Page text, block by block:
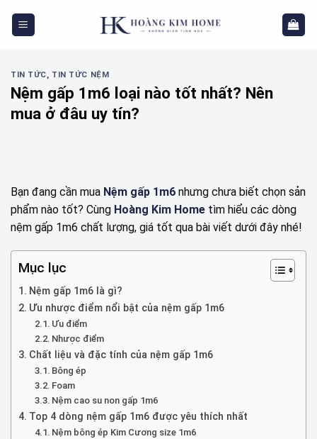
TIN TỨC, TIN TỨC NỆM
Nệm gấp 1m6 loại nào tốt nhất? Nên
mua ở đâu uy tín?
Bạn đang cần mua Nệm gấp 1m6 nhưng chưa biết chọn sản
phẩm nào tốt? Cùng Hoàng Kim Home tìm hiểu các dòng
nệm gấp 1m6 chất lượng, giá tốt qua bài viết dưới đây nhé!
Mục lục
Nệm gấp 1m6 là gì?
Ưu nhược điểm nổi bật của nệm gấp 1m6
Ưu điểm
Nhược điểm
Chất liệu và đặc tính của nệm gấp 1m6
Bông ép
Foam
Nệm cao su non gấp 1m6
Top 4 dòng nệm gấp 1m6 được yêu thích nhất
Nệm bông ép Kim Cương size 1m6